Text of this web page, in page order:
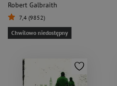
Robert Galbraith
7,4 (9852)
Chwilowo niedostępny